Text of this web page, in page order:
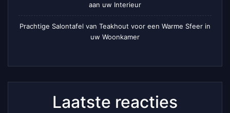
aan uw Interieur
Prachtige Salontafel van Teakhout voor een Warme Sfeer in
uw Woonkamer
Laatste reacties